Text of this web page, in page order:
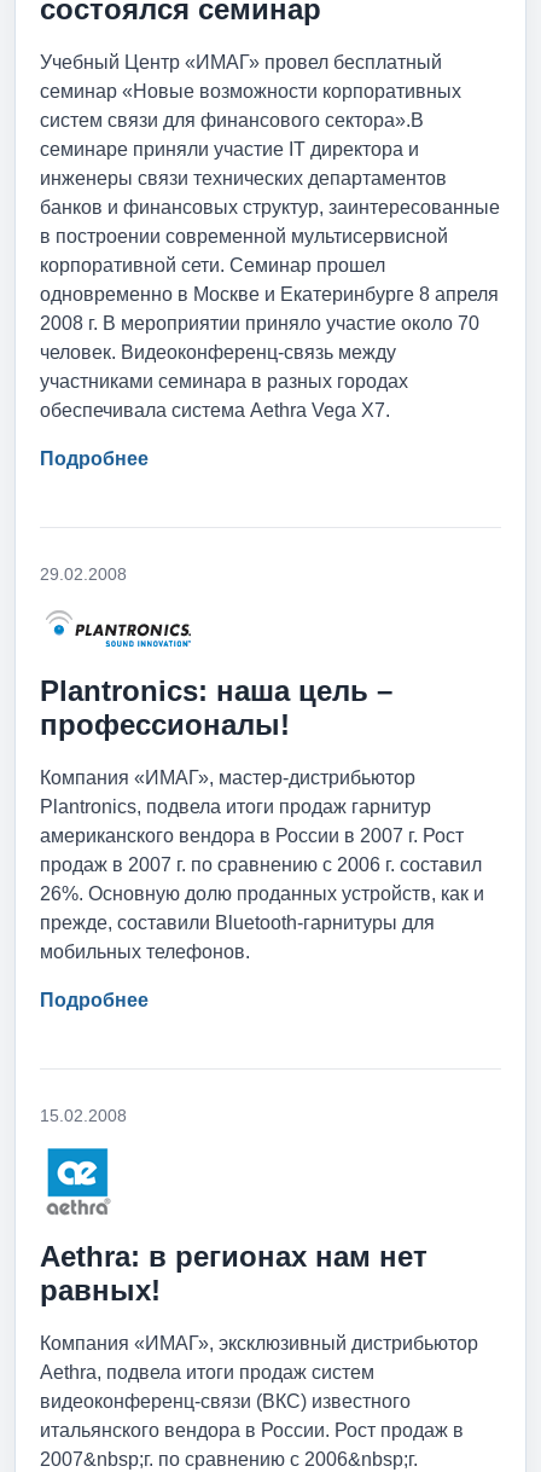
состоялся семинар
Учебный Центр «ИМАГ» провел бесплатный
семинар «Новые возможности корпоративных
систем связи для финансового сектора».В
семинаре приняли участие IT директора и
инженеры связи технических департаментов
банков и финансовых структур, заинтересованные
в построении современной мультисервисной
корпоративной сети. Семинар прошел
одновременно в Москве и Екатеринбурге 8 апреля
2008 г. В мероприятии приняло участие около 70
человек. Видеоконференц-связь между
участниками семинара в разных городах
обеспечивала система Aethra Vega X7.
Подробнее
29.02.2008
Plantronics: наша цель –
профессионалы!
Компания «ИМАГ», мастер-дистрибьютор
Plantronics, подвела итоги продаж гарнитур
американского вендора в России в 2007 г. Рост
продаж в 2007 г. по сравнению с 2006 г. составил
26%. Основную долю проданных устройств, как и
прежде, составили Bluetooth-гарнитуры для
мобильных телефонов.
Подробнее
15.02.2008
Aethra: в регионах нам нет
равных!
Компания «ИМАГ», эксклюзивный дистрибьютор
Aethra, подвела итоги продаж систем
видеоконференц-связи (ВКС) известного
итальянского вендора в России. Рост продаж в
2007&nbsp;г. по сравнению с 2006&nbsp;г.